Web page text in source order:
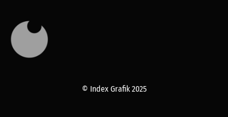
© Index Grafik 2025